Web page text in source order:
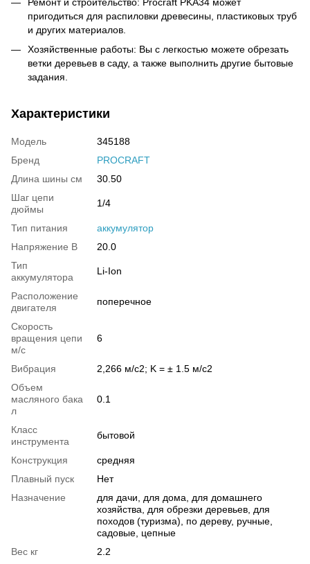
пригодиться для распиловки древесины, пластиковых труб
и других материалов.
Хозяйственные работы: Вы с легкостью можете обрезать
ветки деревьев в саду, а также выполнить другие бытовые
задания.
Характеристики
Модель
345188
Бренд
PROCRAFT
Длина шины см
30.50
Шаг цепи
дюймы
1/4
Тип питания
аккумулятор
Напряжение В
20.0
Тип
аккумулятора
Li-Ion
Расположение
двигателя
поперечное
Скорость
вращения цепи
м/с
6
Вибрация
2,266 м/с2; K = ± 1.5 м/с2
Объем
масляного бака
л
0.1
Класс
инструмента
бытовой
Конструкция
средняя
Плавный пуск
Нет
Назначение
для дачи, для дома, для домашнего
хозяйства, для обрезки деревьев, для
походов (туризма), по дереву, ручные,
садовые, цепные
Вес кг
2.2